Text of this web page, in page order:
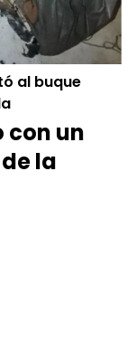
al buque
con un
la